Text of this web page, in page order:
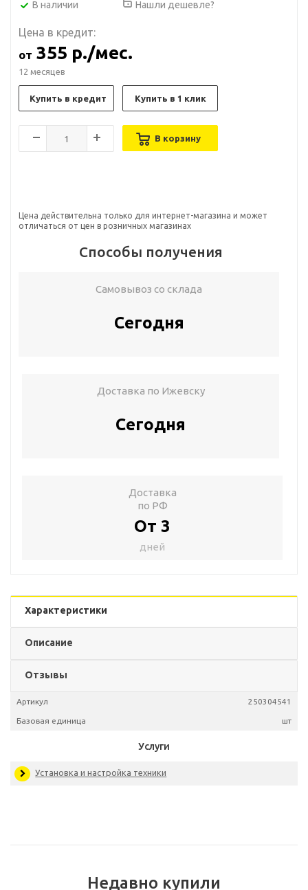
В наличии Нашли дешевле?
Цена в кредит:
от 355 р./мес.
12 месяцев
Купить в кредит
В корзину
Купить в 1 клик
Цена действительна только для интернет-магазина и может
отличаться от цен в розничных магазинах
Способы получения
Самовывоз со склада
Сегодня
Доставка по Ижевску
Сегодня
Доставка
по РФ
От 3
дней
Характеристики
Описание
Отзывы
Недавно купили